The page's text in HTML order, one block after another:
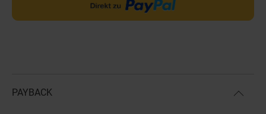
PAYBACK